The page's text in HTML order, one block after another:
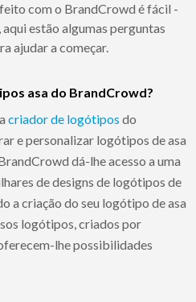
com o BrandCrowd é fácil -
estão algumas perguntas
ajudar a começar.
asa do BrandCrowd?
criador de logótipos do
e personalizar logótipos de asa
dá-lhe acesso a uma
de designs de logótipos de
a criação do seu logótipo de asa
logótipos, criados por
lhe possibilidades